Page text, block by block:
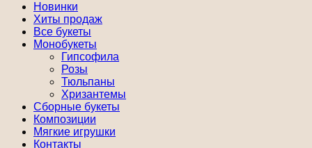
Новинки
Хиты продаж
Все букеты
Монобукеты
Гипсофила
Розы
Тюльпаны
Хризантемы
Сборные букеты
Композиции
Мягкие игрушки
Контакты